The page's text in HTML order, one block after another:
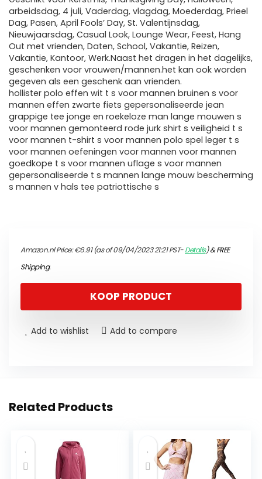
arbeidsdag, 4 juli, Vaderdag, vlagdag, Moederdag, Prieel
Dag, Pasen, April Fools’ Day, St. Valentijnsdag,
Nieuwjaarsdag, Casual Look, Lounge Wear, Feest, Hang
Out met vrienden, Daten, School, Vakantie, Reizen,
Vakantie, Kantoor, Werk.Naast het dragen in het dagelijks,
geschenken voor vrouwen/mannen.het kan ook worden
gegeven als een geschenk aan vrienden.
hollister polo effen wit t s voor mannen bruinen s voor
mannen effen zwarte fiets gepersonaliseerde jean
grappige tee jonge en roekeloze man lange mouwen s
voor mannen gemonteerd rode jurk shirt s veiligheid t s
voor mannen t-shirt s voor mannen polo spel leger t s
voor mannen oefeningen voor mannen voor mannen
goedkope t s voor mannen uflage s voor mannen
gepersonaliseerde t s mannen lange mouw bescherming
s mannen v hals tee patriottische s
Amazon.nl Price:€6.91(as of 09/04/2023 21:21 PST-Details)&FREE
Shipping.
KOOP PRODUCT
Add to wishlist Add to compare
Related Products